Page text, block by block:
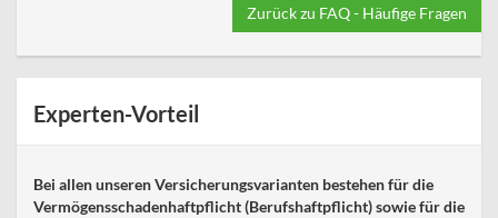
Zurück zu FAQ - Häufige Fragen
Experten-Vorteil
Bei allen unseren Versicherungsvarianten bestehen für die
Vermögensschadenhaftpflicht (Berufshaftpflicht) sowie für die